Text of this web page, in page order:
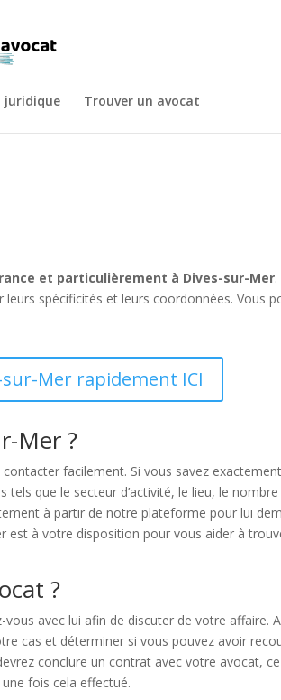
juridique Trouver un avocat
et particulièrement à Dives-sur-Mer
spécificités et leurs coordonnées. Vous
sur-Mer rapidement ICI
Mer ?
facilement. Si vous savez
que le secteur d’activité, le lieu, le nombre
à partir de notre plateforme pour lui
à votre disposition pour vous aider à
?
avec lui afin de discuter de votre affaire.
cas et déterminer si vous pouvez avoir
conclure un contrat avec votre avocat,
fois cela effectué.